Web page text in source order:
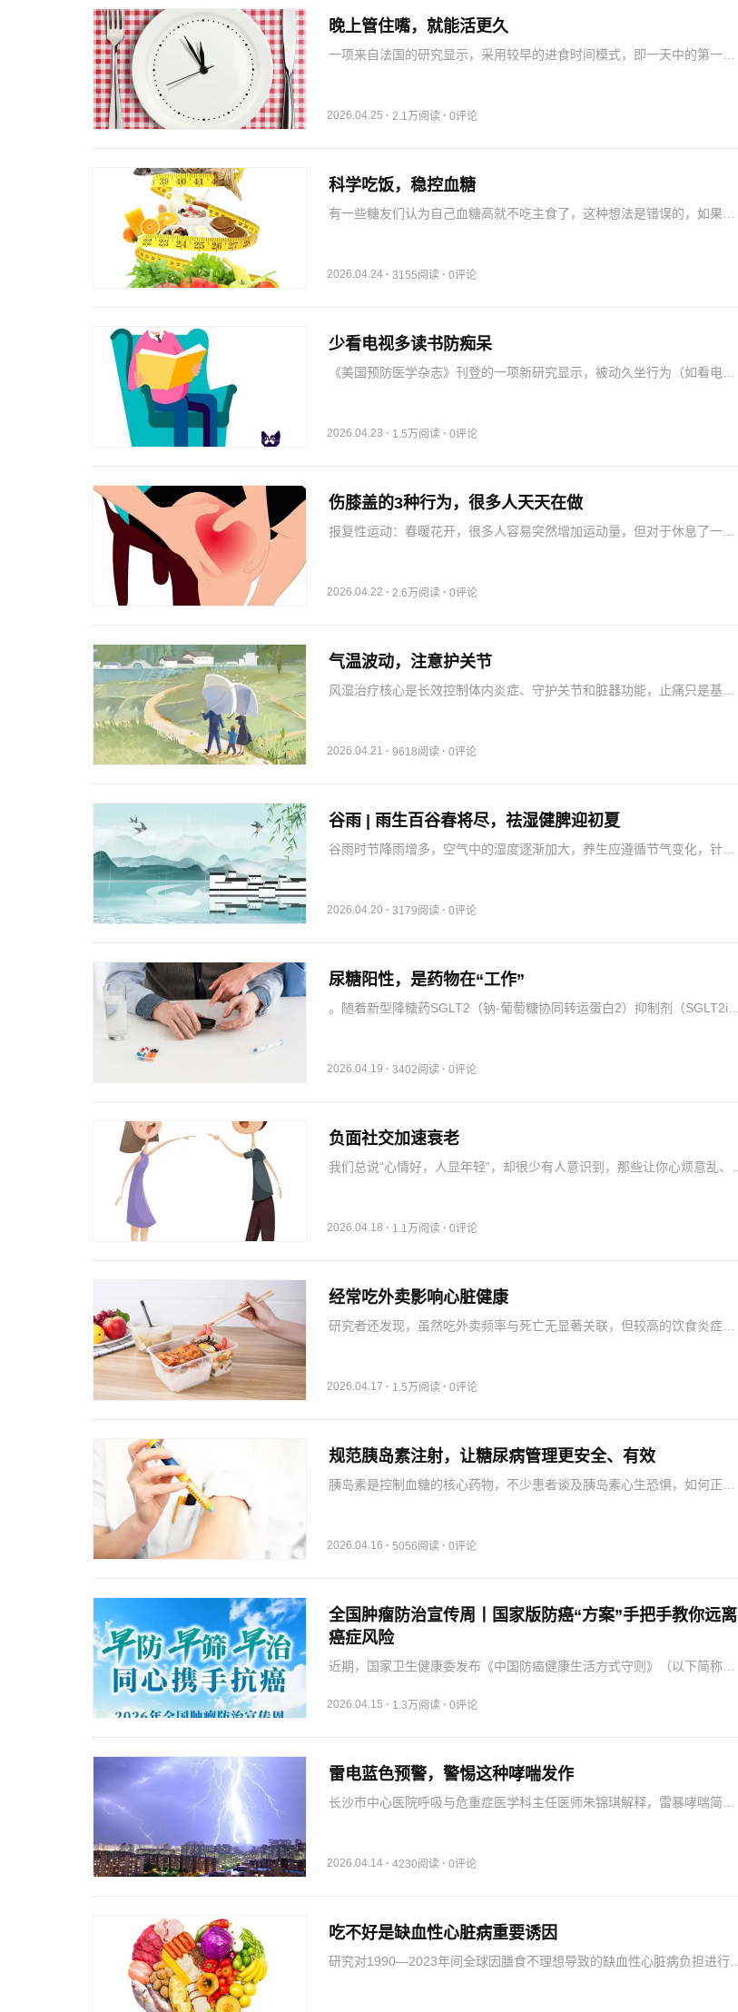
晚上管住嘴，就能活更久
一项来自法国的研究显示，采用较早的进食时间模式，即一天中的第一餐
者进行的一项研究…
2026.04.25 · 2.1万阅读 · 0评论
科学吃饭，稳控血糖
有一些糖友们认为自己血糖高就不吃主食了，这种想法是错误的，如果人
腹痛、乏力等甚至危…
2026.04.24 · 3155阅读 · 0评论
少看电视多读书防痴呆
《美国预防医学杂志》刊登的一项新研究显示，被动久坐行为（如看电
年的中国多中心前瞻…
2026.04.23 · 1.5万阅读 · 0评论
伤膝盖的3种行为，很多人天天在做
报复性运动：春暖花开，很多人容易突然增加运动量，但对于休息了一个
不要继续运动，…
2026.04.22 · 2.6万阅读 · 0评论
气温波动，注意护关节
风湿治疗核心是长效控制体内炎症、守护关节和脏器功能，止痛只是基础
需要在医生指导下…
2026.04.21 · 9618阅读 · 0评论
谷雨 | 雨生百谷春将尽，祛湿健脾迎初夏
谷雨时节降雨增多，空气中的湿度逐渐加大，养生应遵循节气变化，针对
有助调理身体…
2026.04.20 · 3179阅读 · 0评论
尿糖阳性，是药物在“工作”
。随着新型降糖药SGLT2（钠-葡萄糖协同转运蛋白2）抑制剂（SGLT2i：
…
2026.04.19 · 3402阅读 · 0评论
负面社交加速衰老
我们总说“心情好，人显年轻”，却很少有人意识到，那些让你心烦意乱、内
刊》上发表了…
2026.04.18 · 1.1万阅读 · 0评论
经常吃外卖影响心脏健康
研究者还发现，虽然吃外卖频率与死亡无显著关联，但较高的饮食炎症指
健康。英国学者…
2026.04.17 · 1.5万阅读 · 0评论
规范胰岛素注射，让糖尿病管理更安全、有效
胰岛素是控制血糖的核心药物，不少患者谈及胰岛素心生恐惧，如何正确
射点间距至少1厘…
2026.04.16 · 5056阅读 · 0评论
全国肿瘤防治宣传周丨国家版防癌“方案”手把手教你远离
癌症风险
近期，国家卫生健康委发布《中国防癌健康生活方式守则》（以下简称
以科学方式守护自身与家人健康。饮酒无安全剂量，应尽量减少饮酒或不
2026.04.15 · 1.3万阅读 · 0评论
雷电蓝色预警，警惕这种哮喘发作
长沙市中心医院呼吸与危重症医学科主任医师朱锦琪解释，雷暴哮喘简单
暴天气，患有支气管…
2026.04.14 · 4230阅读 · 0评论
吃不好是缺血性心脏病重要诱因
研究对1990—2023年间全球因膳食不理想导致的缺血性心脏病负担进行了